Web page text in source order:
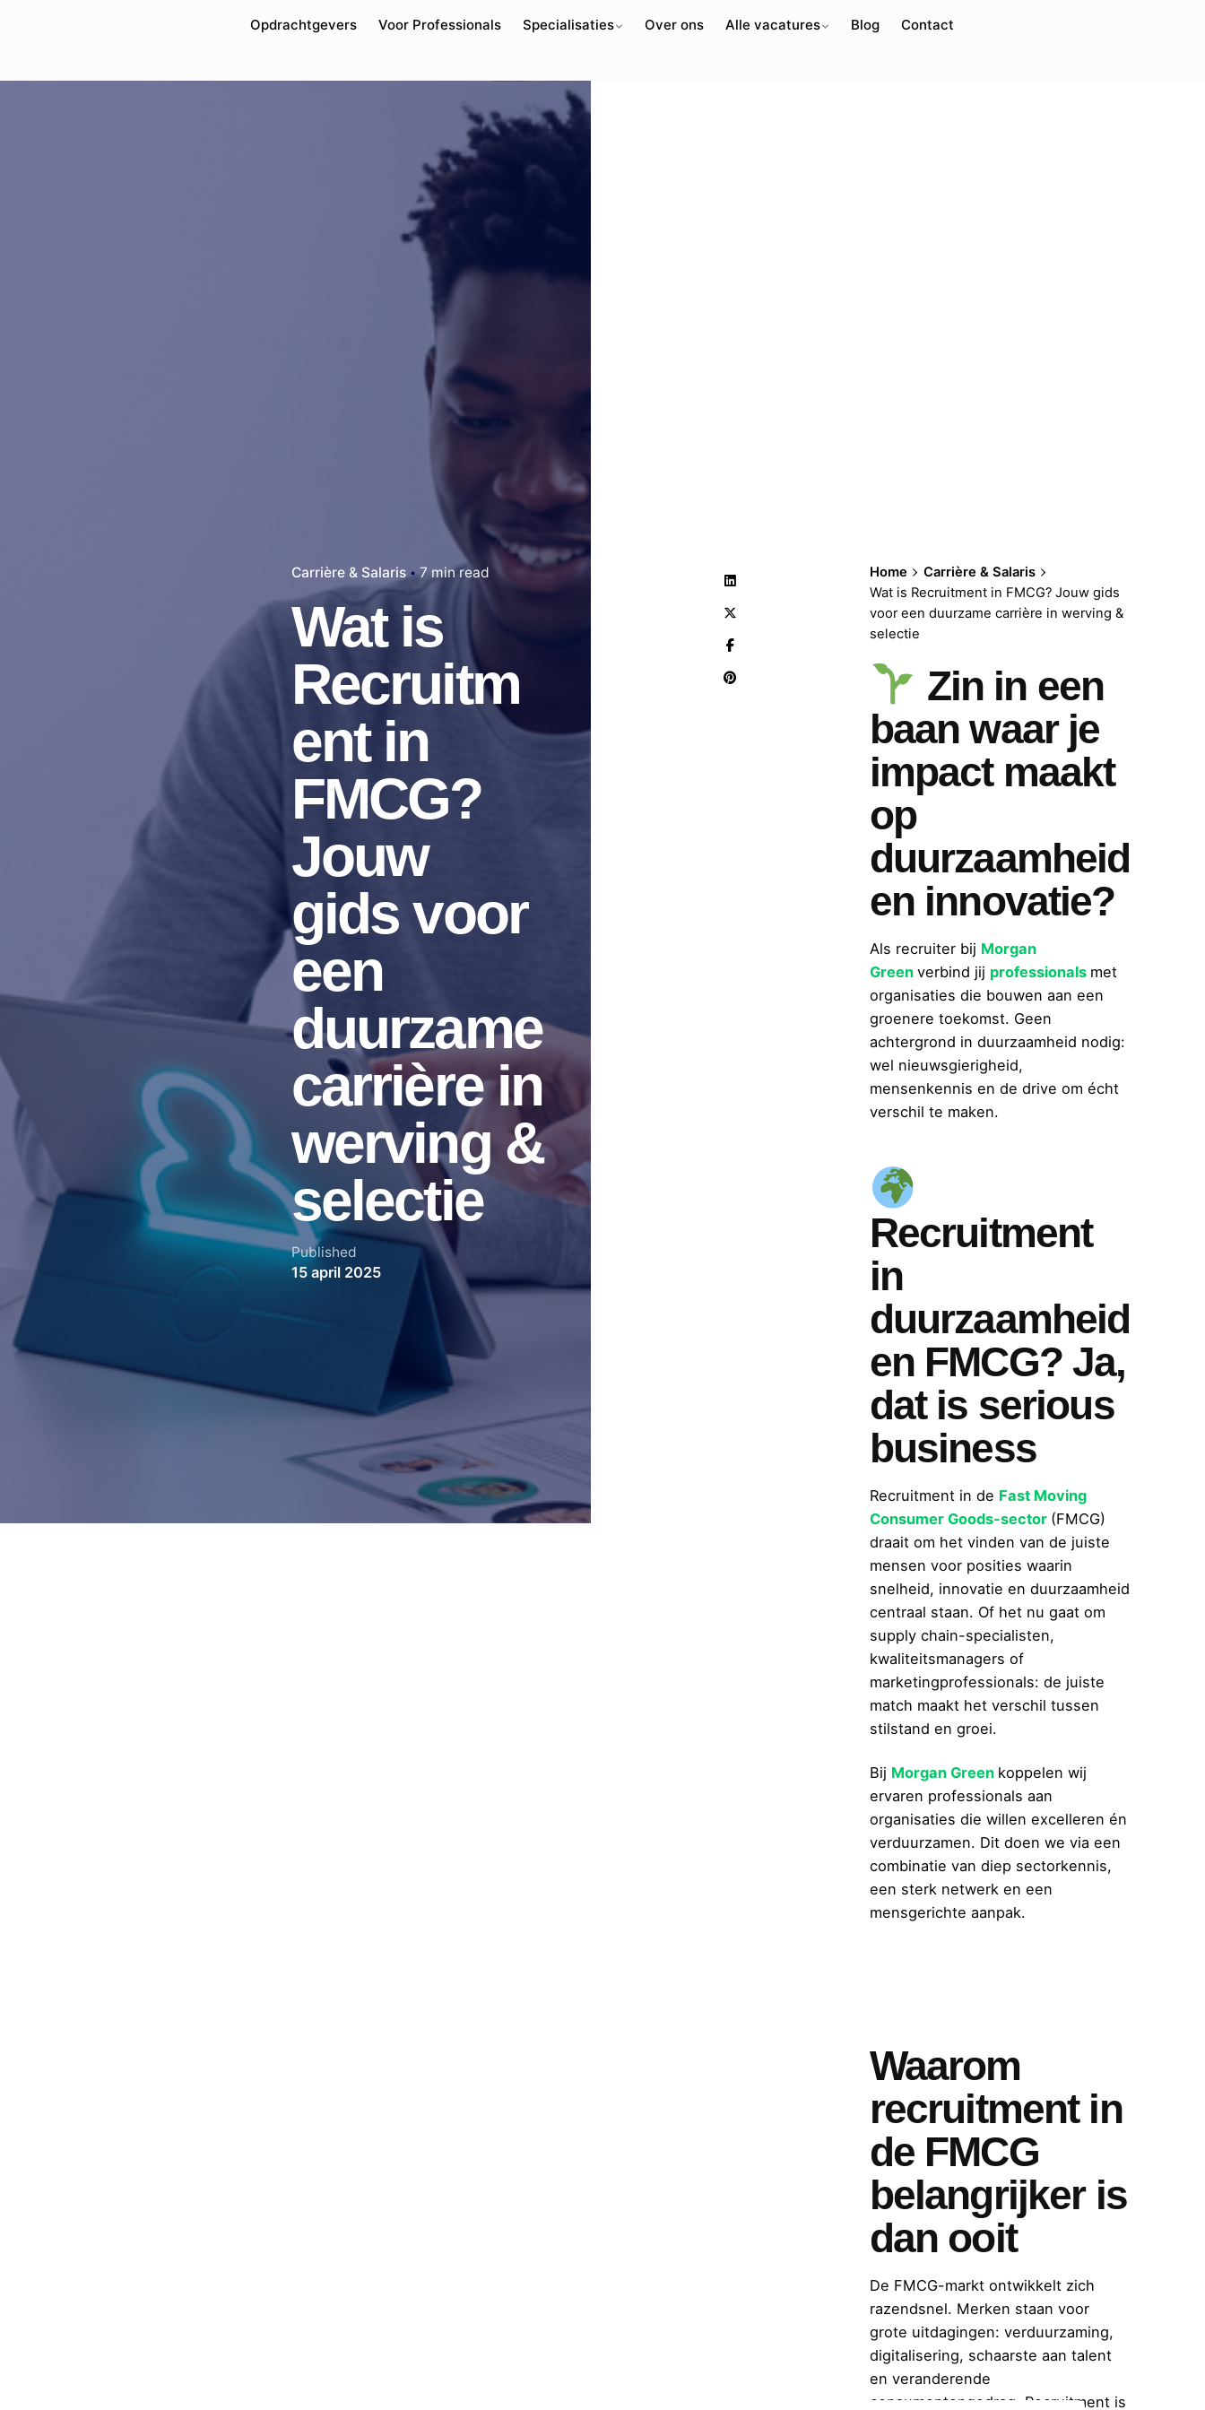
Opdrachtgevers Voor Professionals Specialisaties Over ons Alle vacatures Blog Contact
Carrière & Salaris 7 min read
Wat is
Recruitm
ent in
FMCG?
Jouw
gids voor
een
duurzame
carrière in
werving &
selectie
Published
15 april 2025
Home
Carrière & Salaris
Wat is Recruitment in FMCG? Jouw gids
voor een duurzame carrière in werving &
selectie
Zin in een
baan waar je
impact maakt
op
duurzaamheid
en innovatie?
Als recruiter bij Morgan
Green verbind jij professionals met
organisaties die bouwen aan een
groenere toekomst. Geen
achtergrond in duurzaamheid nodig:
wel nieuwsgierigheid,
mensenkennis en de drive om écht
verschil te maken.
Recruitment
in
duurzaamheid
en FMCG? Ja,
dat is serious
business
Recruitment in de Fast Moving
Consumer Goods-sector (FMCG)
draait om het vinden van de juiste
mensen voor posities waarin
snelheid, innovatie en duurzaamheid
centraal staan. Of het nu gaat om
supply chain-specialisten,
kwaliteitsmanagers of
marketingprofessionals: de juiste
match maakt het verschil tussen
stilstand en groei.
Bij Morgan Green koppelen wij
ervaren professionals aan
organisaties die willen excelleren én
verduurzamen. Dit doen we via een
combinatie van diep sectorkennis,
een sterk netwerk en een
mensgerichte aanpak.
Waarom
recruitment in
de FMCG
belangrijker is
dan ooit
De FMCG-markt ontwikkelt zich
razendsnel. Merken staan voor
grote uitdagingen: verduurzaming,
digitalisering, schaarste aan talent
en veranderende
consumentengedrag. Recruitment is